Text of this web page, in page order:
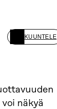
KUUNTELE
näkyä